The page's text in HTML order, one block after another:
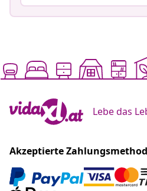
Lebe das
Akzeptierte